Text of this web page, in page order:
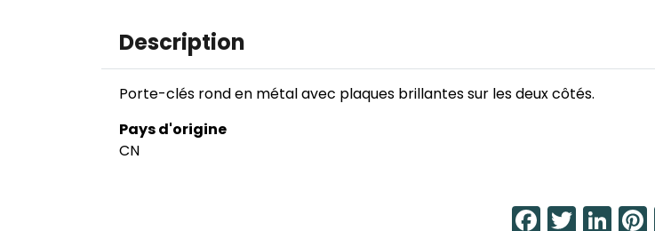
Description
Porte-clés rond en métal avec plaques brillantes sur les deux côtés.
Pays d'origine
CN